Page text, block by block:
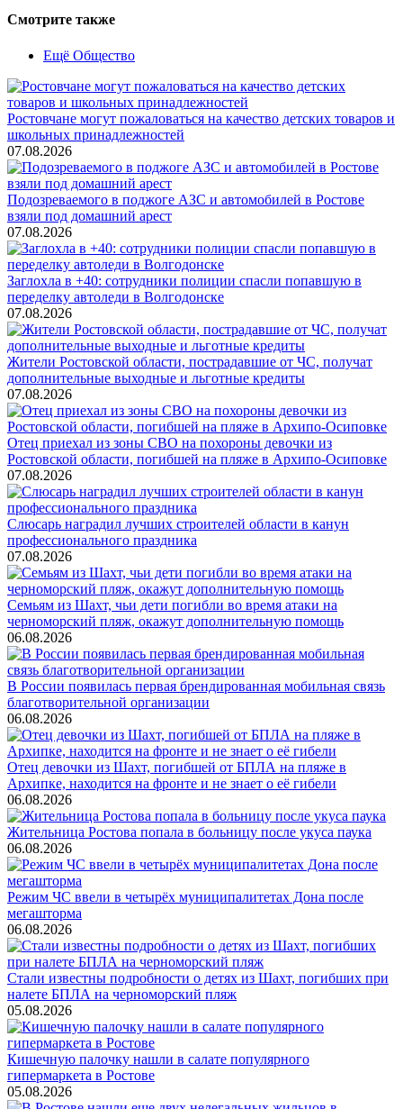
Смотрите также
Ещё Общество
Ростовчане могут пожаловаться на качество детских товаров и
школьных принадлежностей
07.08.2026
Подозреваемого в поджоге АЗС и автомобилей в Ростове
взяли под домашний арест
07.08.2026
Заглохла в +40: сотрудники полиции спасли попавшую в
переделку автоледи в Волгодонске
07.08.2026
Жители Ростовской области, пострадавшие от ЧС, получат
дополнительные выходные и льготные кредиты
07.08.2026
Отец приехал из зоны СВО на похороны девочки из
Ростовской области, погибшей на пляже в Архипо-Осиповке
07.08.2026
Слюсарь наградил лучших строителей области в канун
профессионального праздника
07.08.2026
Семьям из Шахт, чьи дети погибли во время атаки на
черноморский пляж, окажут дополнительную помощь
06.08.2026
В России появилась первая брендированная мобильная связь
благотворительной организации
06.08.2026
Отец девочки из Шахт, погибшей от БПЛА на пляже в
Архипке, находится на фронте и не знает о её гибели
06.08.2026
Жительница Ростова попала в больницу после укуса паука
06.08.2026
Режим ЧС ввели в четырёх муниципалитетах Дона после
мегашторма
06.08.2026
Стали известны подробности о детях из Шахт, погибших при
налете БПЛА на черноморский пляж
05.08.2026
Кишечную палочку нашли в салате популярного
гипермаркета в Ростове
05.08.2026